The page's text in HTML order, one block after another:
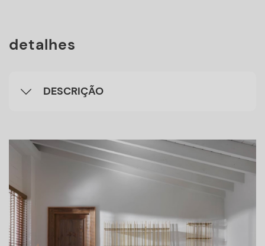
detalhes
DESCRIÇÃO